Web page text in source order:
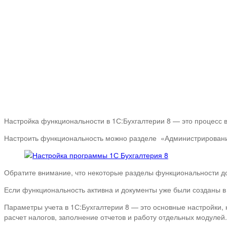
Настройка функциональности в 1С:Бухгалтерии 8 — это процесс
Настроить функциональность можно разделе
Обратите внимание, что некоторые разделы
Если функциональность активна и документы уже были созданы
Параметры учета в 1С:Бухгалтерии 8 — это основные
расчет налогов, заполнение отчетов и работу отдельных модулей.